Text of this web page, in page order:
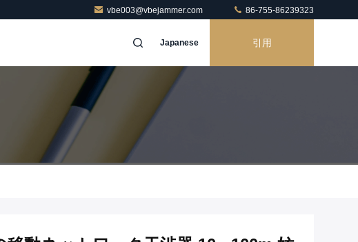
vbe003@vbejammer.com 86-755-86239323
Japanese 引用